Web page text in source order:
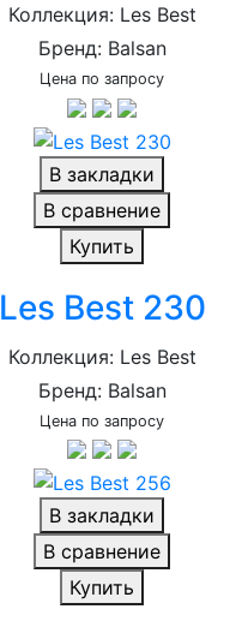
Коллекция: Les Best
Бренд: Balsan
Цена по запросу
В закладки
В сравнение
Купить
Les Best 230
Коллекция: Les Best
Бренд: Balsan
Цена по запросу
В закладки
В сравнение
Купить